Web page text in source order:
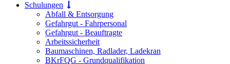
Schulungen
Abfall & Entsorgung
Gefahrgut - Fahrpersonal
Gefahrgut - Beauftragte
Arbeitssicherheit
Baumaschinen, Radlader, Ladekran
BKrFQG - Grundqualifikation